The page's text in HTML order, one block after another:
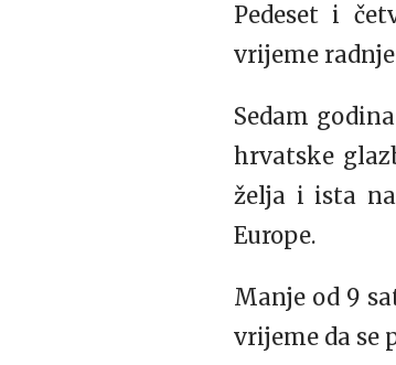
Pedeset i
vrijeme radnje
Sedam
hrvatske
želja i ista
Europe.
Manje od 9
vrijeme da se